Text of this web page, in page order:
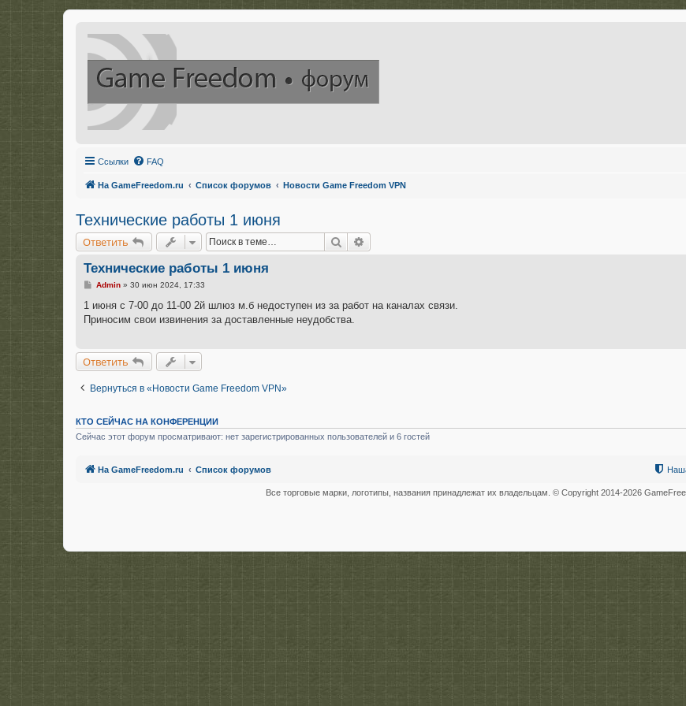
Ссылки FAQ
На GameFreedom.ru Список форумов Новости Game Freedom VPN
Технические работы 1 июня
Ответить Поиск
Технические работы 1 июня
С
о
щ
е
Admin» 30 июн 2024, 17:33
1 июня с 7-00 до 11-00 2й шлюз м.б недоступен из за работ на каналах связи.
Приносим свои извинения за доставленные неудобства.
Ответить
Вернуться в «Новости Game Freedom VPN»
КТО СЕЙЧАС НА КОНФЕРЕНЦИИ
Сейчас этот форум просматривают: нет зарегистрированных пользователей и 6 гостей
На GameFreedom.ru Список форумов
Все торговые марки, логотипы, названия принадлежат их владельцам. © Copyright 2014-2026